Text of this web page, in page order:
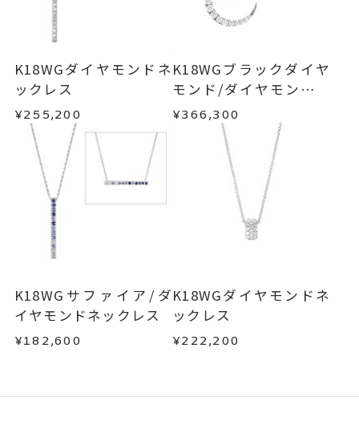
K18WGダイヤモンドネ
ックレス
¥255,200
K18WGブラックダイヤ
モンド/ダイヤモンドネ
ックレス
¥366,300
K18WGサファイア/ダ
イヤモンドネックレス
¥182,600
K18WGダイヤモンドネ
ックレス
¥222,200